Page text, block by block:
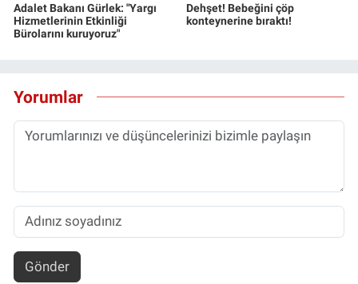
Adalet Bakanı Gürlek: "Yargı
Hizmetlerinin Etkinliği
Bürolarını kuruyoruz"
Dehşet! Bebeğini çöp
konteynerine bıraktı!
Yorumlar
Gönder